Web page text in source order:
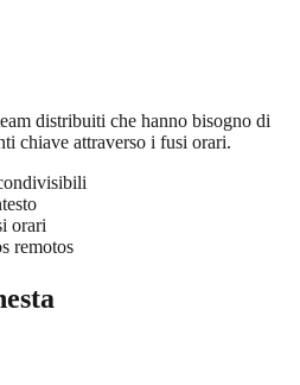
distribuiti che hanno bisogno di
chiave attraverso i fusi orari.
orari
remotos